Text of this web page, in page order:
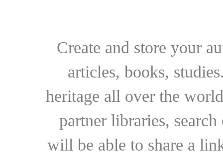
Create and store your
articles, books,
heritage all over the
partner libraries,
will be able to share a